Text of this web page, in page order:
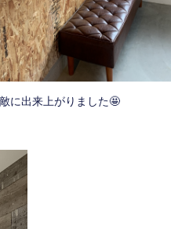
に出来上がりました🤩